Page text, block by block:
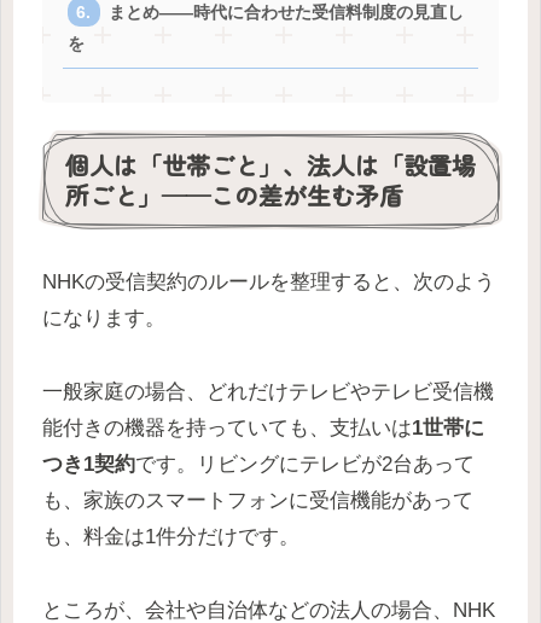
まとめ——時代に合わせた受信料制度の見直し
を
個人は「世帯ごと」、法人は「設置場
所ごと」——この差が生む矛盾
NHKの受信契約のルールを整理すると、次のよう
になります。
一般家庭の場合、どれだけテレビやテレビ受信機
能付きの機器を持っていても、支払いは1世帯に
つき1契約です。リビングにテレビが2台あって
も、家族のスマートフォンに受信機能があって
も、料金は1件分だけです。
ところが、会社や自治体などの法人の場合、NHK